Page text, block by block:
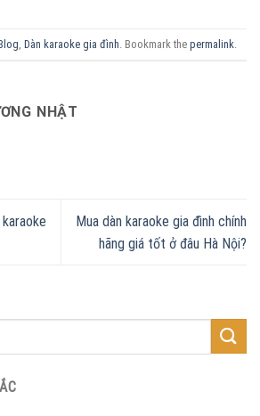
Dàn karaoke gia đình . Bookmark the permalink
NHẬT
Mua dàn karaoke gia đình chính
hãng giá tốt ở đâu Hà Nội?